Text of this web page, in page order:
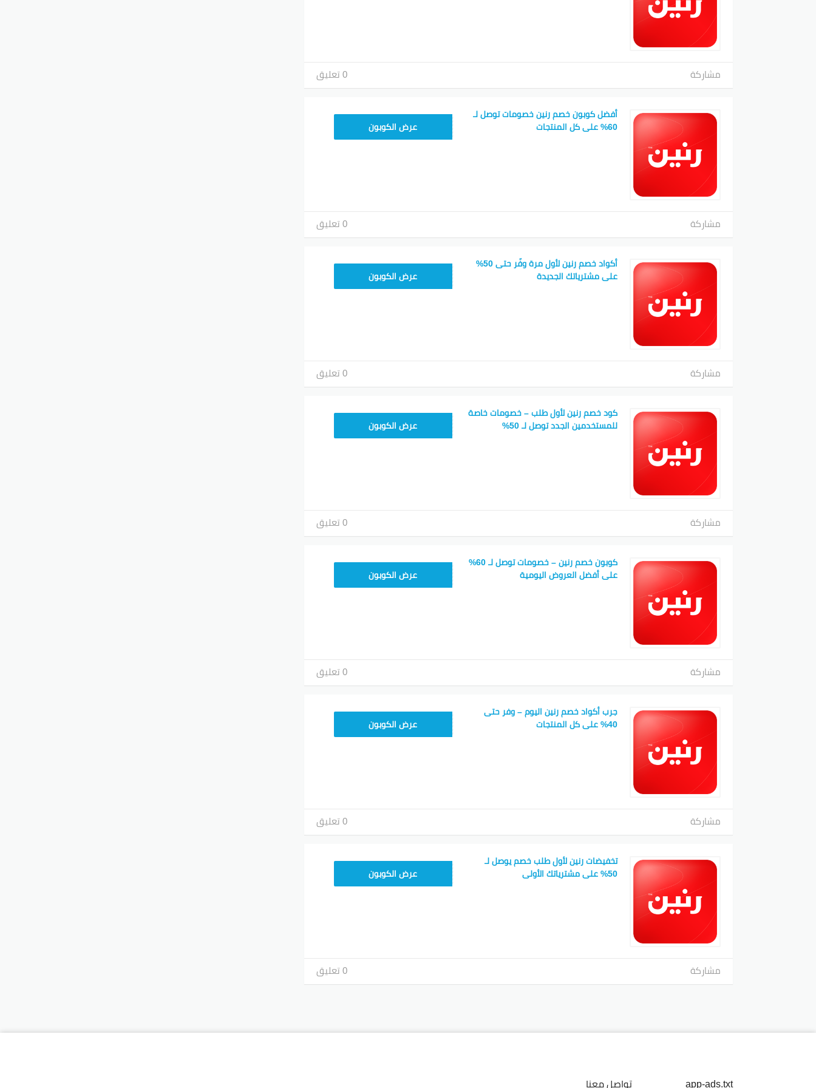
مشاركة 0 تعليق
أفضل كوبون خصم رنين خصومات توصل لـ
60% على كل المنتجات
عرض الكوبون
مشاركة 0 تعليق
أكواد خصم رنين لأول مرة وفّر حتى 50%
على مشترياتك الجديدة
عرض الكوبون
مشاركة 0 تعليق
كود خصم رنين لأول طلب – خصومات خاصة
للمستخدمين الجدد توصل لـ 50%
عرض الكوبون
مشاركة 0 تعليق
كوبون خصم رنين – خصومات توصل لـ 60%
على أفضل العروض اليومية
عرض الكوبون
مشاركة 0 تعليق
جرب أكواد خصم رنين اليوم – وفر حتى
40% على كل المنتجات
عرض الكوبون
مشاركة 0 تعليق
تخفيضات رنين لأول طلب خصم يوصل لـ
50% على مشترياتك الأولى
عرض الكوبون
مشاركة 0 تعليق
app-ads.txt تواصل معنا